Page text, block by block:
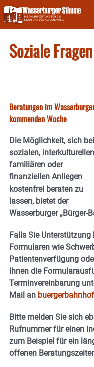
Skip
to
content
Soziale
Beratungen im
kommenden Woche
Die Möglichkeit, sich bei
sozialen,
familiären oder
finanziellen Anliegen
kostenfrei beraten zu
lassen, bietet der
Wasserburger „Bürger-
Falls Sie
Formularen wie
Patientenverfügung
Ihnen die
Terminvereinbarung
Mail an
Bitte melden Sie sich
Rufnummer für einen
zum Beispiel für ein
offenen